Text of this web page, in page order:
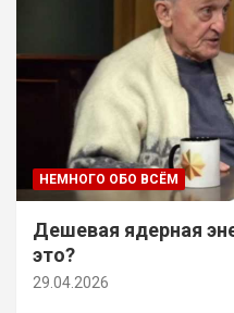
НЕМНОГО ОБО ВСЁМ
Дешевая ядерная
это?
29.04.2026